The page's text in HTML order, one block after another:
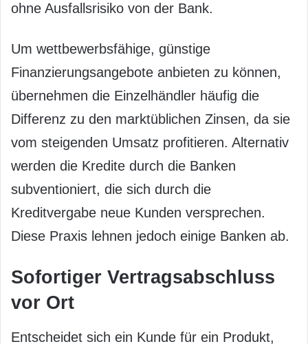
ohne Ausfallsrisiko von der Bank.
Um wettbewerbsfähige, günstige
Finanzierungsangebote anbieten zu können,
übernehmen die Einzelhändler häufig die
Differenz zu den marktüblichen Zinsen, da sie
vom steigenden Umsatz profitieren. Alternativ
werden die Kredite durch die Banken
subventioniert, die sich durch die
Kreditvergabe neue Kunden versprechen.
Diese Praxis lehnen jedoch einige Banken ab.
Sofortiger Vertragsabschluss
vor Ort
Entscheidet sich ein Kunde für ein Produkt,